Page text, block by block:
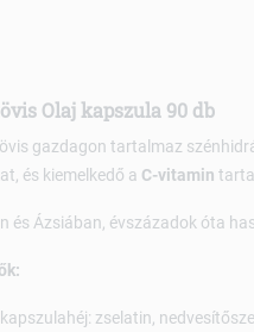
Olaj kapszula 90 db
gazdagon tartalmaz
és kiemelkedő a C-vitamin
és Ázsiában, évszázadok óta
zselatin,